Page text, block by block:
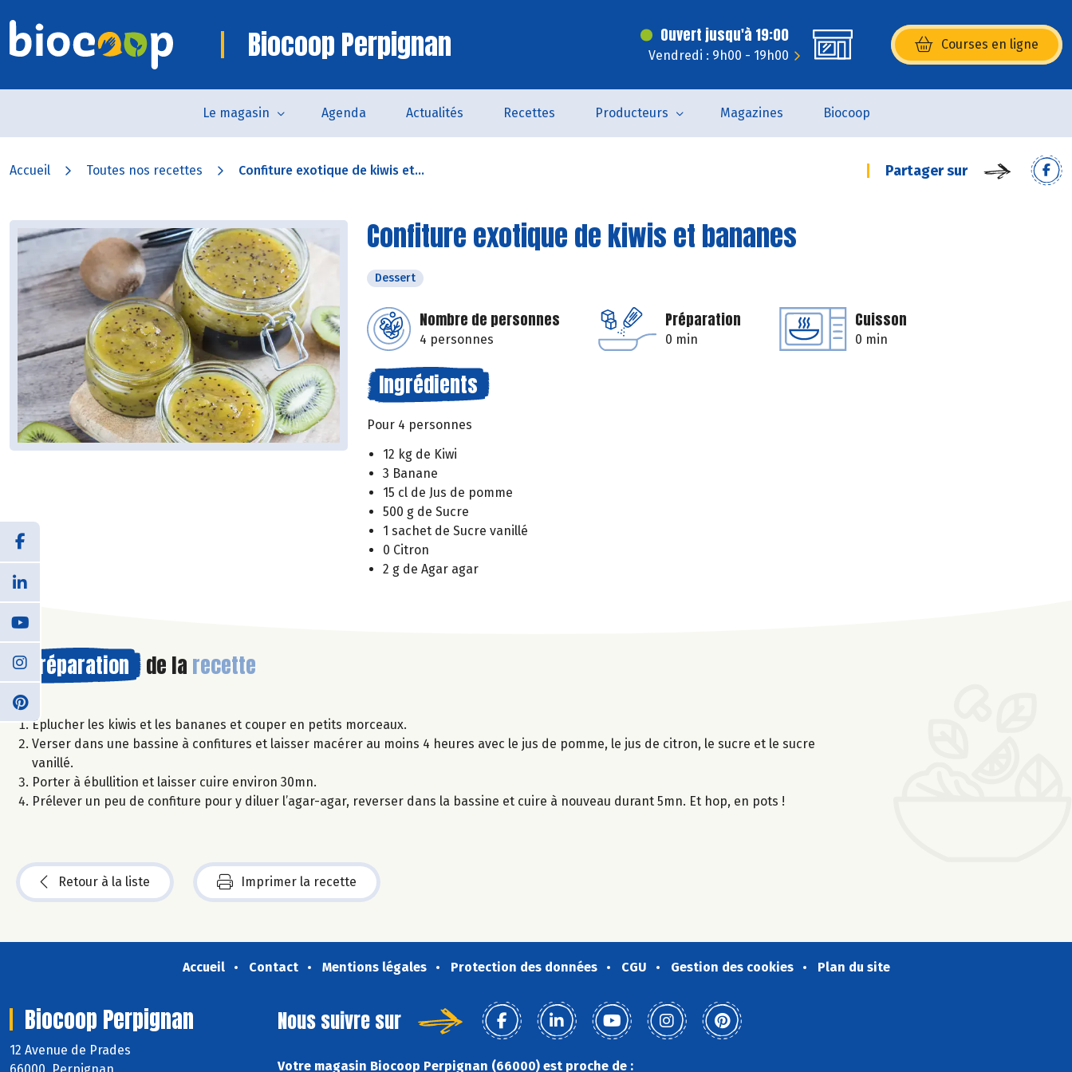
Biocoop Perpignan Ouvert jusqu'à 19:00
Vendredi : 9h00 - 19h00
Courses en ligne
(s’ouvre dans une nouvelle
Le magasin Agenda Actualités Recettes Producteurs Magazines Biocoop
Accueil Toutes nos recettes Confiture exotique de kiwis et... Partager sur
Confiture exotique de kiwis et bananes
Dessert
Nombre de personnes
4 personnes
Préparation
0 min
Cuisson
0 min
Ingrédients
Pour 4 personnes
12 kg de Kiwi
3 Banane
15 cl de Jus de pomme
500 g de Sucre
1 sachet de Sucre vanillé
0 Citron
2 g de Agar agar
Préparation de la recette
Eplucher les kiwis et les bananes et couper en petits morceaux.
Verser dans une bassine à confitures et laisser macérer au moins 4 heures avec le jus de pomme, le jus de citron, le sucre et le sucre
vanillé.
Porter à ébullition et laisser cuire environ 30mn.
Prélever un peu de confiture pour y diluer l’agar-agar, reverser dans la bassine et cuire à nouveau durant 5mn. Et hop, en pots !
Retour à la liste Imprimer la recette
Accueil Contact Mentions légales Protection des données CGU Gestion des cookies Plan du site
Biocoop Perpignan
12 Avenue de Prades
66000 Perpignan
Nous suivre sur
Votre magasin Biocoop Perpignan (66000) est proche de :